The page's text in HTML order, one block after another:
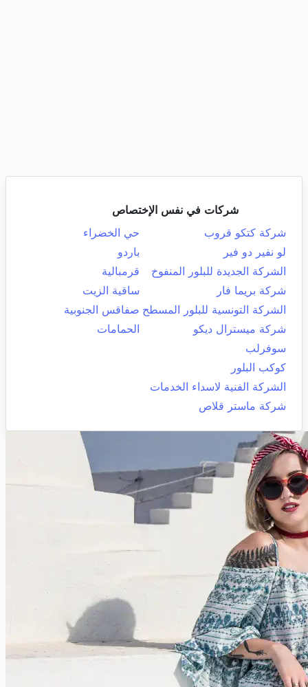
شركات في نفس الإختصاص
شركة كتكو قروب
حي الخضراء
لو نفير دو فير
باردو
الشركة الجديدة للبلور المنفوخ
قرمبالية
شركة بريما فار
ساقية الزيت
الشركة التونسية للبلور المسطح صفاقس الجنوبية
شركة ميسترال ديكو
الحمامات
سوفرلب
كوكب البلور
الشركة الفنية لاسداء الخدمات
شركة ماستر قلاص